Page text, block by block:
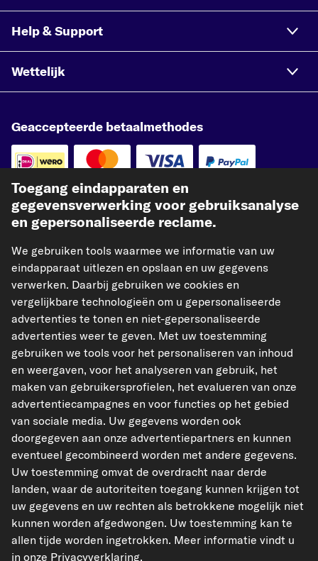
Help & Support
Wettelijk
Geaccepteerde betaalmethodes
Betaling vooraf
kfzteile24.de kfzteile24.at
carpardoo.fr
carpardoo.dk
De hier gepresenteerde gegevens, met name de volledige database, mogen niet
worden gereproduceerd. Het is ten strengste verboden de gegevens en de
database te reproduceren en te verspreiden zonder voorafgaande toestemming
van TecAlliance en/of derden bij dergelijke activiteiten te betrekken. Elk
ongeoorloofd gebruik van de inhoud vormt een inbreuk op het auteursrecht en
kan leiden tot juridische stappen.
Contract herroepen
© 2026 kfzteile24 GmbH - Alle rechten voorbehouden.
Toegang eindapparaten en
gegevensverwerking voor gebruiksanalyse
en gepersonaliseerde reclame.
We gebruiken tools waarmee we informatie van uw
eindapparaat uitlezen en opslaan en uw gegevens
verwerken. Daarbij gebruiken we cookies en
vergelijkbare technologieën om u gepersonaliseerde
advertenties te tonen en niet-gepersonaliseerde
advertenties weer te geven. Met uw toestemming
gebruiken we tools voor het personaliseren van inhoud
en weergaven, voor het analyseren van gebruik, het
maken van gebruikersprofielen, het evalueren van onze
advertentiecampagnes en voor functies op het gebied
van sociale media. Uw gegevens worden ook
doorgegeven aan onze advertentiepartners en kunnen
eventueel gecombineerd worden met andere gegevens.
Uw toestemming omvat de overdracht naar derde
landen, waar de autoriteiten toegang kunnen krijgen tot
uw gegevens en uw rechten als betrokkene mogelijk niet
kunnen worden afgedwongen. Uw toestemming kan te
allen tijde worden ingetrokken. Meer informatie vindt u
in onze Privacyverklaring.